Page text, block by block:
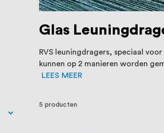
Glas
RVS leuningdragers, speciaal
kunnen op 2 manieren worden
LEES MEER
5 producten